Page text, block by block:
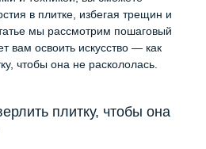
в плитке, избегая трещин и
мы рассмотрим пошаговый
вам освоить искусство — как
чтобы она не раскололась.
плитку, чтобы она